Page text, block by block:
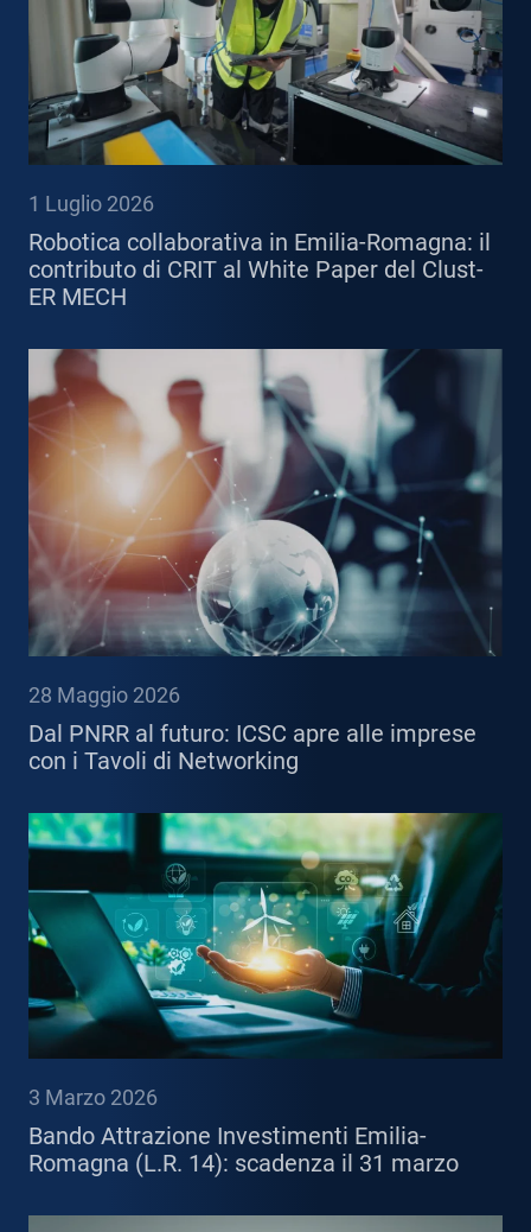
1 Luglio 2026
Robotica collaborativa in Emilia-Romagna: il
contributo di CRIT al White Paper del Clust-
ER MECH
28 Maggio 2026
Dal PNRR al futuro: ICSC apre alle imprese
con i Tavoli di Networking
3 Marzo 2026
Bando Attrazione Investimenti Emilia-
Romagna (L.R. 14): scadenza il 31 marzo